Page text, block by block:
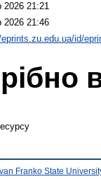
2026 21:21
2026 21:46
id/
Franko State